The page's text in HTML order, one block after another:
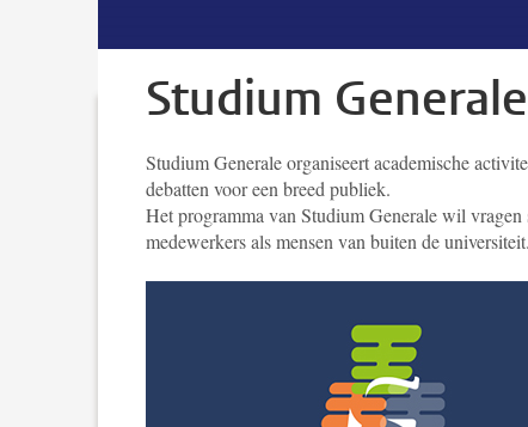
Studium Generale
Studium Generale organiseert academische
debatten voor een breed publiek.
Het programma van Studium Generale wil
medewerkers als mensen van buiten de